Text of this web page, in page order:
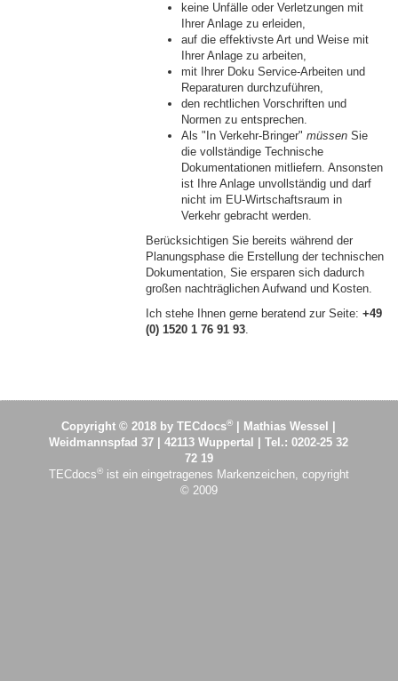
keine Unfälle oder Verletzungen mit
Ihrer Anlage zu erleiden,
auf die effektivste Art und Weise mit
Ihrer Anlage zu arbeiten,
mit Ihrer Doku Service-Arbeiten und
Reparaturen durchzuführen,
den rechtlichen Vorschriften und
Normen zu entsprechen.
Als "In Verkehr-Bringer"müssen Sie
die vollständige Technische
Dokumentationen mitliefern. Ansonsten
ist Ihre Anlage unvollständig und darf
nicht im EU-Wirtschaftsraum in
Verkehr gebracht werden.
Berücksichtigen Sie bereits während der
Planungsphase die Erstellung der technischen
Dokumentation, Sie ersparen sich dadurch
großen nachträglichen Aufwand und Kosten.
Ich stehe Ihnen gerne beratend zur Seite:+49
(0) 1520 1 76 91 93.
Copyright © 2018 by TECdocs®
| Mathias Wessel |
Weidmannspfad 37 | 42113 Wuppertal | Tel.: 0202-25 32
72 19
TECdocs®ist ein eingetragenes Markenzeichen, copyright
© 2009